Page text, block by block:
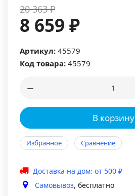
20 363 ₽
8 659 ₽
Артикул: 45579
Код товара: 45579
В корзину
Избранное Сравнение
Доставка на дом: от 500 ₽
Самовывоз, бесплатно